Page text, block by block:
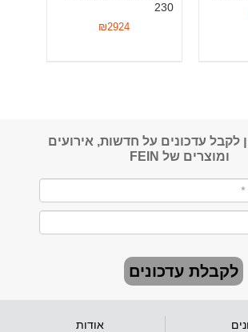
230
₪2924
לקבל עדכונים על חדשות, אירועים
ומוצרים של FEIN
לקבלת עדכונים
אודות